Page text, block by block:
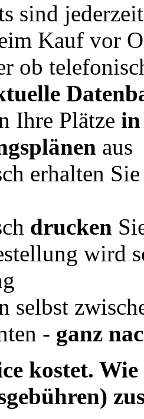
sind
Kauf vor
ob
Ihre Plätze
aus
erhalten
drucken
wird
selbst
- ganz
kostet.